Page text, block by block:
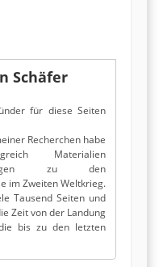
Schäfer
für diese Seiten
Recherchen habe
Materialien
zu den
im Zweiten Weltkrieg.
Tausend Seiten und
Zeit von der Landung
bis zu den letzten